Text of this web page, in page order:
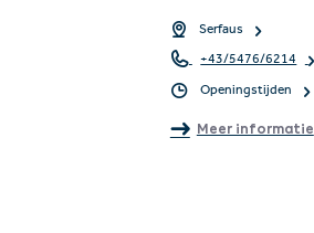
Serfaus
+43/5476/6214
Openingstijden
Meer informatie